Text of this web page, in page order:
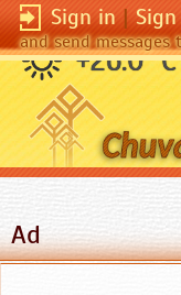
Sign in|
and send messages
+26.0 °C
Ad